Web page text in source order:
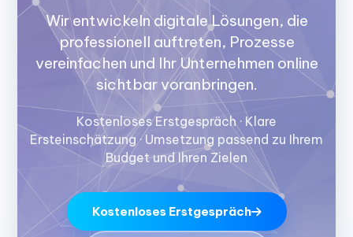
Wir entwickeln digitale Lösungen, die
professionell auftreten, Prozesse
vereinfachen und Ihr Unternehmen online
sichtbar voranbringen.
Kostenloses Erstgespräch · Klare
Ersteinschätzung · Umsetzung passend zu Ihrem
Budget und Ihren Zielen
Kostenloses Erstgespräch